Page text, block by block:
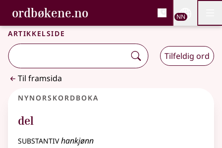
Gå til hovudinnhald
Tilgjenge
ordbøkene.no, Bokmålsordboka og
Bokmålsordboka og Nynorskordboka
NN
Artikkelside
Tilfeldig ord
Til framsida
Nynorskordboka
del
substantivhankjønn